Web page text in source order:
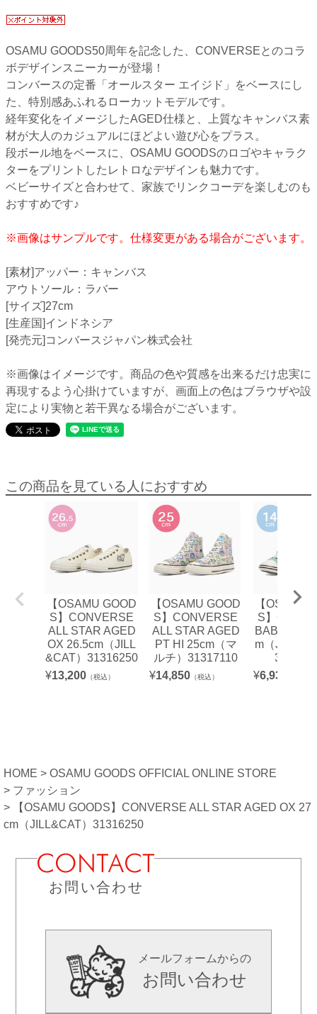
OSAMU GOODS50周年を記念した、CONVERSEとのコラ
ボデザインスニーカーが登場！
コンバースの定番「オールスター エイジド」をベースにし
た、特別感あふれるローカットモデルです。
経年変化をイメージしたAGED仕様と、上質なキャンバス素
材が大人のカジュアルにほどよい遊び心をプラス。
段ボール地をベースに、OSAMU GOODSのロゴやキャラク
ターをプリントしたレトロなデザインも魅力です。
ベビーサイズと合わせて、家族でリンクコーデを楽しむのも
おすすめです♪
※画像はサンプルです。仕様変更がある場合がございます。
[素材]アッパー：キャンバス
アウトソール：ラバー
[サイズ]27cm
[生産国]インドネシア
[発売元]コンバースジャパン株式会社
※画像はイメージです。商品の色や質感を出来るだけ忠実に
再現するよう心掛けていますが、画面上の色はブラウザや設
定により実物と若干異なる場合がございます。
この商品を見ている人におすすめ
【OSAMU GOOD
S】CONVERSE
ALL STAR AGED
OX 26.5cm（JILL
&CAT）31316250
¥13,200 （税込）
【OSAMU GOOD
S】CONVERSE
ALL STAR AGED
PT HI 25cm（マ
ルチ）31317110
¥14,850 （税込）
【OSAMU
S】
BABY AS
m（
¥6,930
HOME
OSAMU GOODS OFFICIAL ONLINE STORE
ファッション
【OSAMU GOODS】CONVERSE ALL STAR AGED OX 27
cm（JILL&CAT）31316250
お問い合わせ
メールフォームからの
お問い合わせ